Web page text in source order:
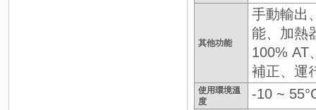
其他功能
手動輸出
能、加熱
100% AT
補正、運
使用環境溫
度
-10 ~